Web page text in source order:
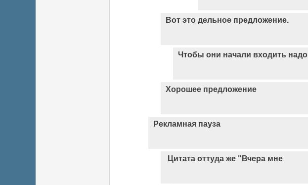
Вот это дельное предложение.
Чтобы они начали входить надо
Хорошее предложение
Рекламная пауза
Цитата оттуда же "Вчера мне